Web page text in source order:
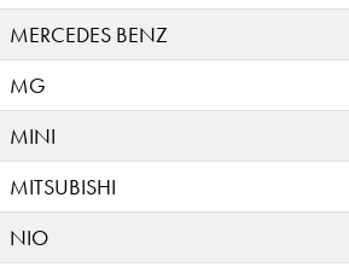
MERCEDES BENZ
MG
MINI
MITSUBISHI
NIO